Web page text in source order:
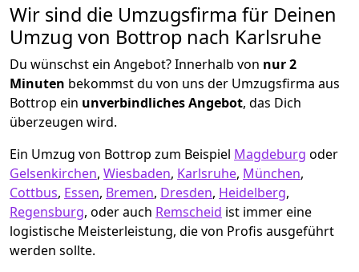
Wir sind die Umzugsfirma für Deinen
Umzug von Bottrop nach Karlsruhe
Du wünschst ein Angebot? Innerhalb von nur 2
Minuten bekommst du von uns der Umzugsfirma aus
Bottrop ein unverbindliches Angebot, das Dich
überzeugen wird.
Ein Umzug von Bottrop zum Beispiel Magdeburg oder
Gelsenkirchen, Wiesbaden, Karlsruhe, München,
Cottbus, Essen, Bremen, Dresden, Heidelberg,
Regensburg, oder auch Remscheid ist immer eine
logistische Meisterleistung, die von Profis ausgeführt
werden sollte.